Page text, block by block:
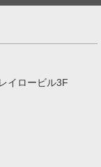
イロービル3F